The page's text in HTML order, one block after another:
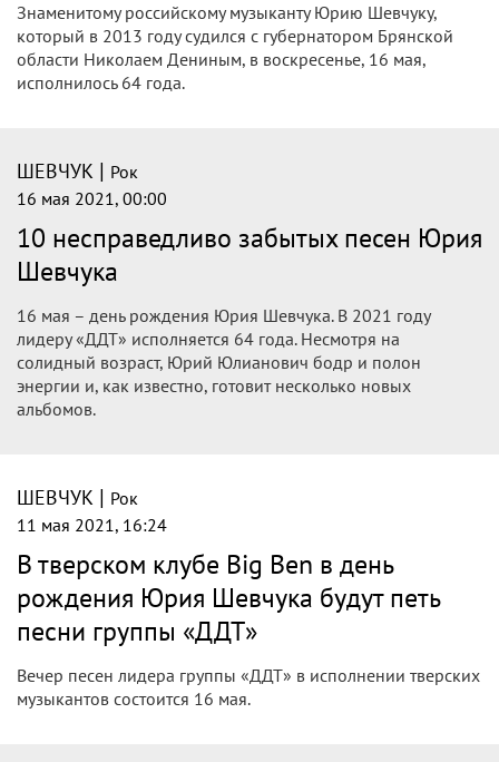
Знаменитому российскому музыканту Юрию Шевчуку,
который в 2013 году судился с губернатором Брянской
области Николаем Дениным, в воскресенье, 16 мая,
исполнилось 64 года.
ШЕВЧУК | Рок
16 мая 2021, 00:00
10 несправедливо забытых песен Юрия
Шевчука
16 мая – день рождения Юрия Шевчука. В 2021 году
лидеру «ДДТ» исполняется 64 года. Несмотря на
солидный возраст, Юрий Юлианович бодр и полон
энергии и, как известно, готовит несколько новых
альбомов.
ШЕВЧУК | Рок
11 мая 2021, 16:24
В тверском клубе Big Ben в день
рождения Юрия Шевчука будут петь
песни группы «ДДТ»
Вечер песен лидера группы «ДДТ» в исполнении тверских
музыкантов состоится 16 мая.